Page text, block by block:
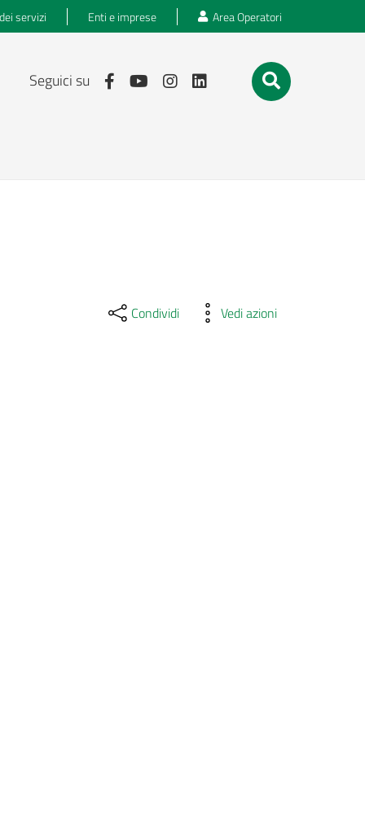
servizi Enti e imprese Area Operatori
Seguici su
Condividi Vedi azioni